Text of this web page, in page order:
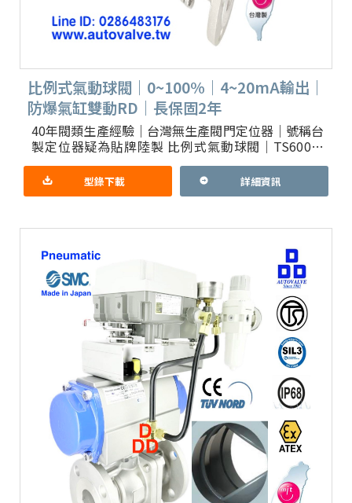
比例式氣動球閥｜0~100%｜4~20mA輸出｜
防爆氣缸雙動RD｜長保固2年
40年閥類生產經驗｜台灣無生產閥門定位器｜號稱台
製定位器疑為貼牌陸製 比例式氣動球閥｜TS600台
灣總代理防爆TS認證定位器，證書有政府把關產地
現形 配線管可選
型錄下載 詳細資訊